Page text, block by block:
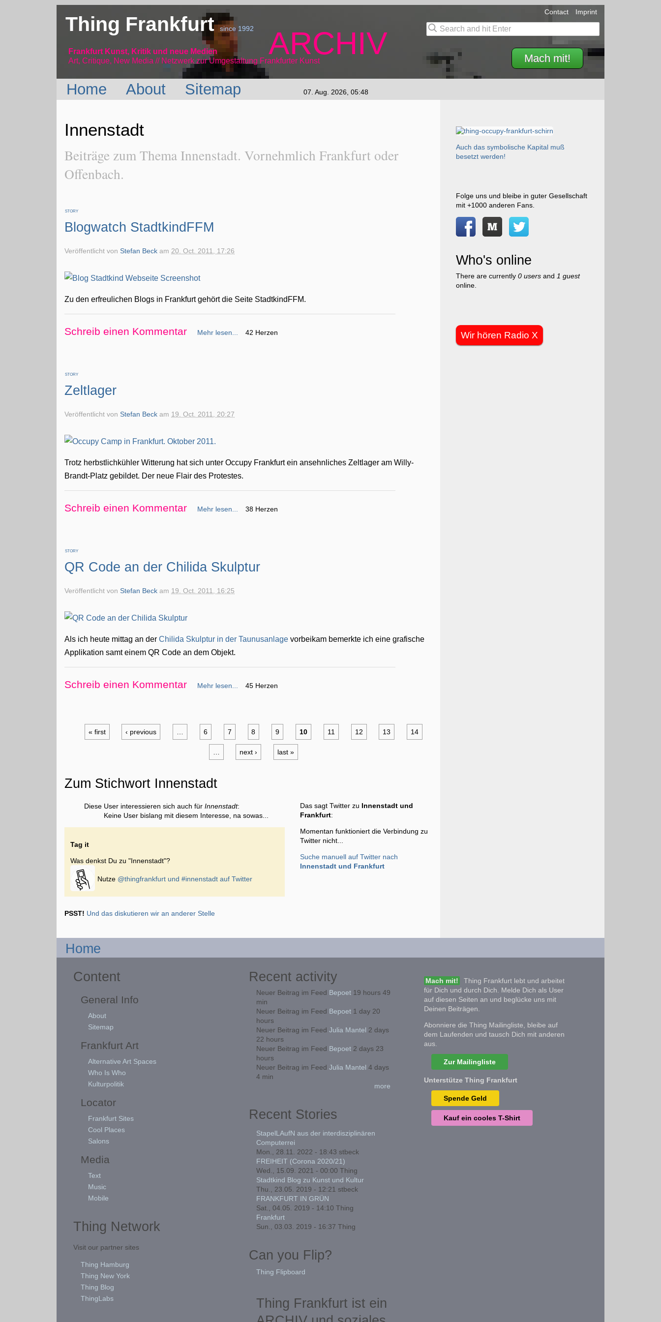
Thing Frankfurtsince 1992
Frankfurt Kunst, Kritik und neue Medien
Art, Critique, New Media // Netzwerk
ARCHIV
zur Umgestaltung Frankfurter Kunst Mach mit!
Contact Imprint
Home About Sitemap 07. Aug. 2026, 05:48
Innenstadt
Beiträge zum Thema Innenstadt. Vornehmlich Frankfurt oder
Offenbach.
STORY
Blogwatch StadtkindFFM
Veröffentlicht vonStefan Beck am20. Oct. 2011, 17:26
Zu den erfreulichen Blogs in Frankfurt gehört die Seite StadtkindFFM.
Schreib einen Kommentar Mehr lesen... 42 Herzen
STORY
Zeltlager
Veröffentlicht vonStefan Beck am 19. Oct. 2011, 20:27
Trotz herbstlichkühler Witterung hat sich unter Occupy Frankfurt ein ansehnliches Zeltlager am Willy-
Brandt-Platz gebildet. Der neue Flair des Protestes.
Schreib einen Kommentar Mehr lesen... 38 Herzen
STORY
QR Code an der Chilida Skulptur
Veröffentlicht vonStefan Beck am 19. Oct. 2011, 16:25
Als ich heute mittag an derChilida Skulptur in der Taunusanlage vorbeikam bemerkte ich eine grafische
Applikation samt einem QR Code an dem Objekt.
Schreib einen Kommentar Mehr lesen... 45 Herzen
« first ‹ previous 6 7 8 9 10 11 12 13 14
next › last »
Zum Stichwort Innenstadt
Diese User interessieren sich auch fürInnenstadt:
Keine User bislang mit diesem Interesse, na sowas...
Tag it
Was denkst Du zu "Innenstadt"?
Nutze @thingfrankfurt und#innenstadt auf Twitter
Das sagt Twitter zu Innenstadt und
Frankfurt:
Momentan funktioniert die Verbindung zu
Twitter nicht...
Suche manuell auf Twitter nach
Innenstadt und Frankfurt
PSST! Und das diskutieren wir an anderer Stelle
Auch das symbolische Kapital muß
besetzt werden!
Folge uns und bleibe in guter Gesellschaft
mit +1000 anderen Fans.
Who's online
There are currently 0 usersand 1 guest
online.
Wir hören Radio X
Home
Content
General Info
About
Sitemap
Frankfurt Art
Alternative Art Spaces
Who Is Who
Kulturpolitik
Locator
Frankfurt Sites
Cool Places
Salons
Media
Text
Music
Mobile
Thing Network
Visit our partner sites
Thing Hamburg
Thing New York
Thing Blog
ThingLabs
Recent activity
Neuer Beitrag im Feed Bepoet19 hours 49
min
Neuer Beitrag im Feed Bepoet1 day 20
hours
Neuer Beitrag im Feed Julia Mantel 2 days
22 hours
Neuer Beitrag im Feed Bepoet2 days 23
hours
Neuer Beitrag im Feed Julia Mantel 4 days
4 min
more
Recent Stories
StapelLAufN aus der interdisziplinären
Computerrei
Mon., 28.11. 2022 - 18:43 stbeck
FREIHEIT (Corona 2020/21)
Wed., 15.09. 2021 - 00:00 Thing
Stadtkind Blog zu Kunst und Kultur
Thu., 23.05. 2019 - 12:21 stbeck
FRANKFURT IN GRÜN
Sat., 04.05. 2019 - 14:10 Thing
Frankfurt
Sun., 03.03. 2019 - 16:37 Thing
Can you Flip?
Thing Flipboard
Thing Frankfurt ist ein
Mach mit!
Thing Frankfurt lebt und arbeitet
für Dich und durch Dich. Melde Dich als User
auf diesen Seiten an und beglücke uns mit
Deinen Beiträgen.
Abonniere die Thing Mailingliste, bleibe auf
dem Laufenden und tausch Dich mit anderen
aus.
Zur Mailingliste
Unterstütze Thing Frankfurt
Spende Geld
Kauf ein cooles T-Shirt